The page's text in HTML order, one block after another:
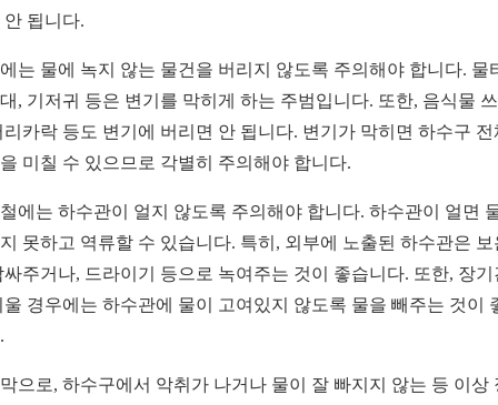
안 됩니다.
는 물에 녹지 않는 물건을 버리지 않도록 주의해야 합니다. 물
, 기저귀 등은 변기를 막히게 하는 주범입니다. 또한, 음식물
리카락 등도 변기에 버리면 안 됩니다. 변기가 막히면 하수구 전
미칠 수 있으므로 각별히 주의해야 합니다.
에는 하수관이 얼지 않도록 주의해야 합니다. 하수관이 얼면
못하고 역류할 수 있습니다. 특히, 외부에 노출된 하수관은 보
싸주거나, 드라이기 등으로 녹여주는 것이 좋습니다. 또한, 장기
울 경우에는 하수관에 물이 고여있지 않도록 물을 빼주는 것이
으로, 하수구에서 악취가 나거나 물이 잘 빠지지 않는 등 이상